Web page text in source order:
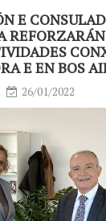
E
E EN BOS
26/01/2022